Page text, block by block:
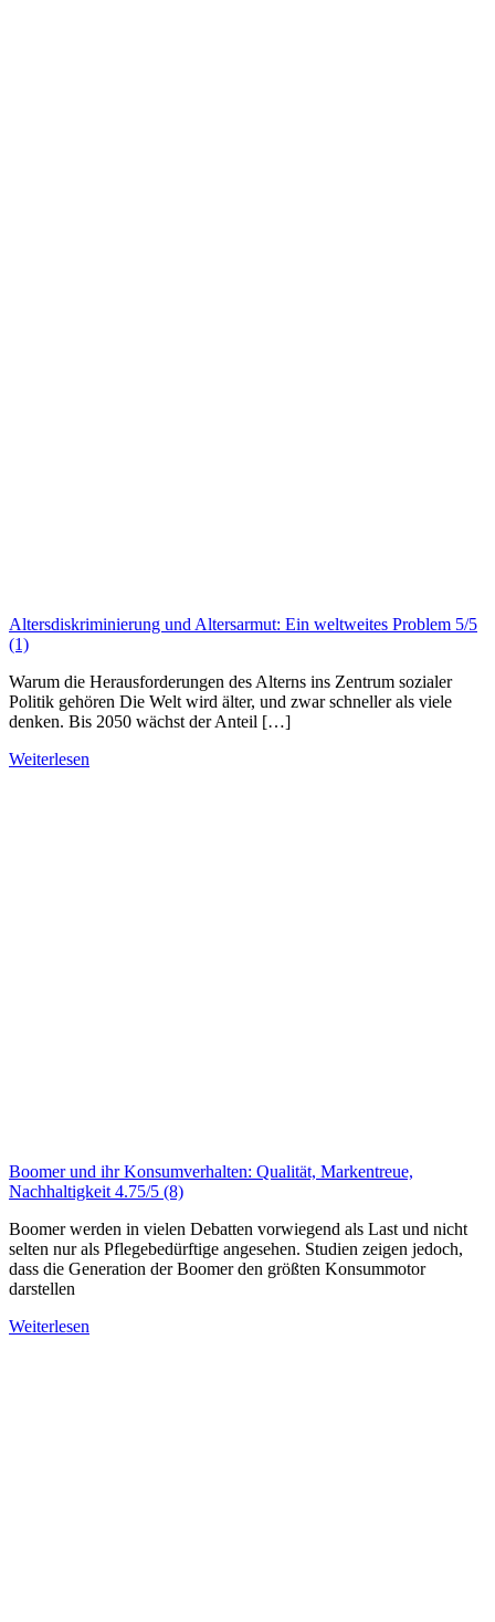
Altersdiskriminierung und Altersarmut: Ein weltweites Problem 5/5
(1)
Warum die Herausforderungen des Alterns ins Zentrum sozialer
Politik gehören Die Welt wird älter, und zwar schneller als viele
denken. Bis 2050 wächst der Anteil […]
Weiterlesen
Boomer und ihr Konsumverhalten: Qualität, Markentreue,
Nachhaltigkeit 4.75/5 (8)
Boomer werden in vielen Debatten vorwiegend als Last und nicht
selten nur als Pflegebedürftige angesehen. Studien zeigen jedoch,
dass die Generation der Boomer den größten Konsummotor
darstellen
Weiterlesen